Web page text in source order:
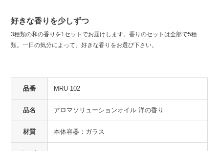
好きな香りを少しずつ
3種類の和の香りを1セットでお届けします。香りのセットは全部で5種
類。一日の気分によって、好きな香りをお選び下さい。
品番 MRU-102
品名 アロマソリューションオイル 洋の香り
材質 本体容器：ガラス